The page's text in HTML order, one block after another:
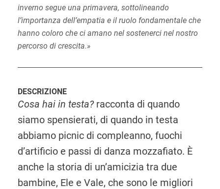
inverno segue una primavera, sottolineando
l’importanza dell’empatia e il ruolo fondamentale che
hanno coloro che ci amano nel sostenerci nel nostro
percorso di crescita.»
DESCRIZIONE
Cosa hai in testa?racconta di quando
siamo spensierati, di quando in testa
abbiamo picnic di compleanno, fuochi
d’artificio e passi di danza mozzafiato. È
anche la storia di un’amicizia tra due
bambine, Ele e Vale, che sono le migliori